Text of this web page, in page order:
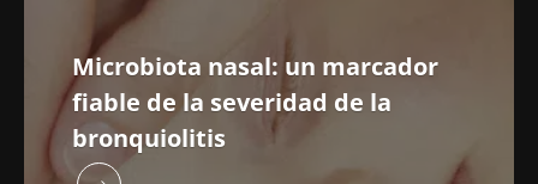
Microbiota nasal: un marcador
fiable de la severidad de la
bronquiolitis